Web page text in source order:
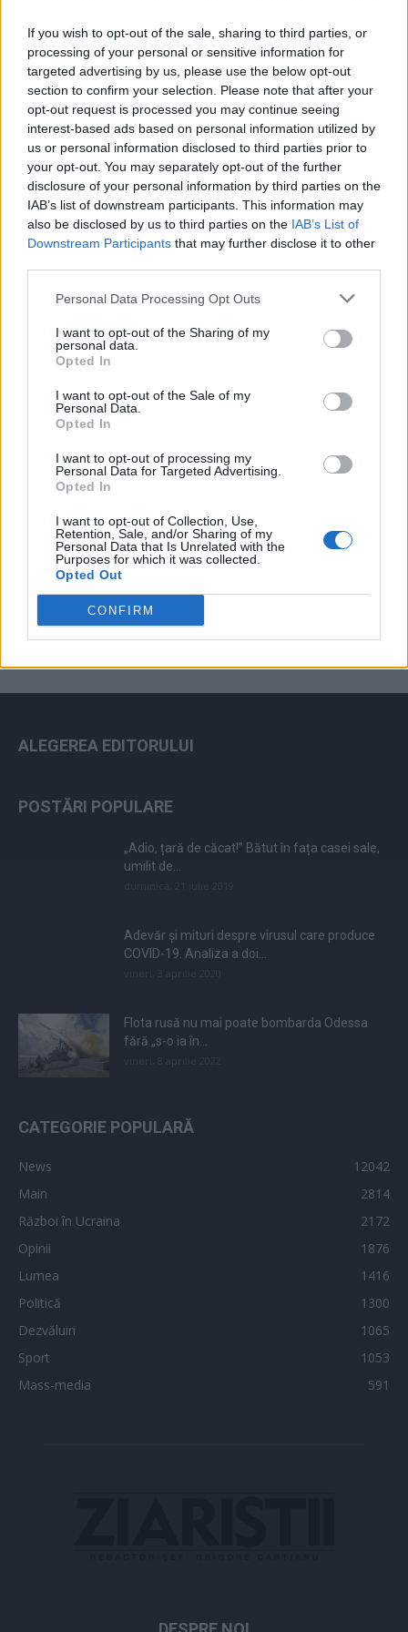
If you wish to opt-out of the sale, sharing to third parties, or
processing of your personal or sensitive information for
targeted advertising by us, please use the below opt-out
section to confirm your selection. Please note that after your
opt-out request is processed you may continue seeing
interest-based ads based on personal information utilized by
us or personal information disclosed to third parties prior to
your opt-out. You may separately opt-out of the further
disclosure of your personal information by third parties on the
IAB’s list of downstream participants. This information may
also be disclosed by us to third parties on the IAB’s List of
Downstream Participants that may further disclose it to other
Personal Data Processing Opt Outs
I want to opt-out of the Sharing of my
personal data.
Opted In
I want to opt-out of the Sale of my
Personal Data.
Opted In
I want to opt-out of processing my
Personal Data for Targeted Advertising.
Opted In
I want to opt-out of Collection, Use,
Retention, Sale, and/or Sharing of my
Personal Data that Is Unrelated with the
Purposes for which it was collected.
Opted Out
CONFIRM
Acțiunea Conservatoare (Târziu)
PDF (Lazarus)
PUSL (D. Voiculescu)
PNȚCD (Pavelescu)
PNCR (Terheș)
Partidul Patrioților (Surugiu)
FAR (Coarnă)
România pe Primul Loc (Ponta)
Altul
Arată rezultatele
ALEGEREA EDITORULUI
POSTĂRI POPULARE
„Adio, țară de căcat!” Bătut în fața casei sale,
umilit de...
Adevăr și mituri despre virusul care produce
COVID-19. Analiza a doi...
Flota rusă nu mai poate bombarda Odessa
fără „s-o ia în...
CATEGORIE POPULARĂ
News
12042
Main
2814
Război în Ucraina
2172
Opinii
1876
Lumea
1416
Politică
1300
Dezvăluiri
1065
Sport
1053
Mass-media
591